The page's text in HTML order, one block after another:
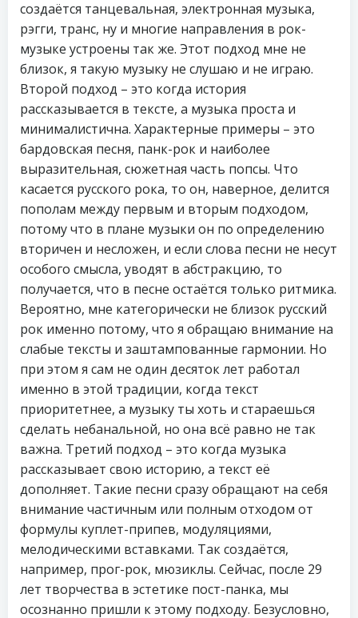
создаётся танцевальная, электронная музыка,
рэгги, транс, ну и многие направления в рок-
музыке устроены так же. Этот подход мне не
близок, я такую музыку не слушаю и не играю.
Второй подход – это когда история
рассказывается в тексте, а музыка проста и
минималистична. Характерные примеры – это
бардовская песня, панк-рок и наиболее
выразительная, сюжетная часть попсы. Что
касается русского рока, то он, наверное, делится
пополам между первым и вторым подходом,
потому что в плане музыки он по определению
вторичен и несложен, и если слова песни не несут
особого смысла, уводят в абстракцию, то
получается, что в песне остаëтся только ритмика.
Вероятно, мне категорически не близок русский
рок именно потому, что я обращаю внимание на
слабые тексты и заштампованные гармонии. Но
при этом я сам не один десяток лет работал
именно в этой традиции, когда текст
приоритетнее, а музыку ты хоть и стараешься
сделать небанальной, но она всё равно не так
важна. Третий подход – это когда музыка
рассказывает свою историю, а текст её
дополняет. Такие песни сразу обращают на себя
внимание частичным или полным отходом от
формулы куплет-припев, модуляциями,
мелодическими вставками. Так создаётся,
например, прог-рок, мюзиклы. Сейчас, после 29
лет творчества в эстетике пост-панка, мы
осознанно пришли к этому подходу. Безусловно,